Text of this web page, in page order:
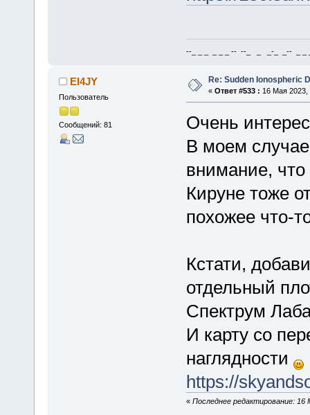
--_ _ _ _ _ _ -- --_ _ _-_ _-- _ _
EI4JY
Пользователь
Сообщений: 81
Re: Sudden Ionospheric
« Ответ #533 : 16 Мая 2023,
Очень
В моем
внимание,
Кируне тоже
похожее что-
Кстати,
отдельный
Спектрум
И карту со
наглядности
https://
« Последнее редактирование: 16